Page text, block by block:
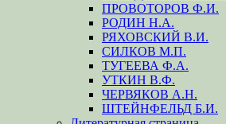
ПРОВОТОРОВ Ф.И.
РОДИН Н.А.
РЯХОВСКИЙ В.И.
СИЛКОВ М.П.
ТУГЕЕВА Ф.А.
УТКИН В.Ф.
ЧЕРВЯКОВ А.Н.
ШТЕЙНФЕЛЬД Б.И.